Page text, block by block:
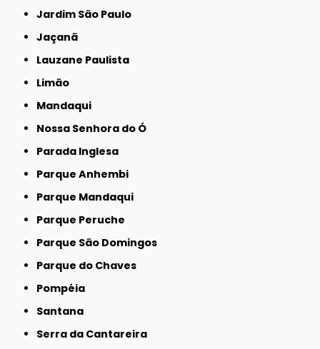
Jardim São Paulo
Jaçanã
Lauzane Paulista
Limão
Mandaqui
Nossa Senhora do Ó
Parada Inglesa
Parque Anhembi
Parque Mandaqui
Parque Peruche
Parque São Domingos
Parque do Chaves
Pompéia
Santana
Serra da Cantareira